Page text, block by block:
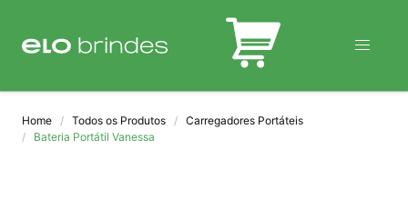
BLOG
Home Todos os Produtos
Carregadores Portáteis
Bateria Portátil Vanessa